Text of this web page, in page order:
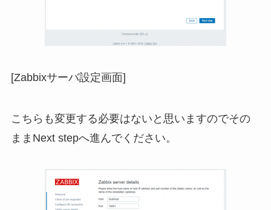
[Zabbixサーバ設定画面]
こちらも変更する必要はないと思いますのでその
ままNext stepへ進んでください。